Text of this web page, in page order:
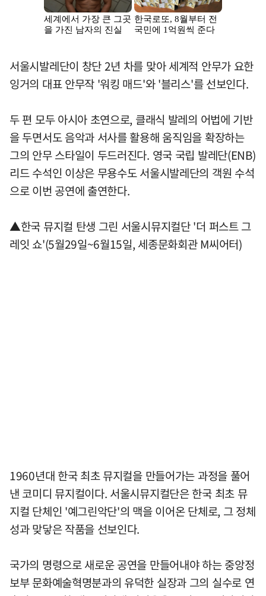
서울시발레단이 창단 2년 차를 맞아 세계적 안무가 요한
잉거의 대표 안무작 '워킹 매드'와 '블리스'를 선보인다.
두 편 모두 아시아 초연으로, 클래식 발레의 어법에 기반
을 두면서도 음악과 서사를 활용해 움직임을 확장하는
그의 안무 스타일이 두드러진다. 영국 국립 발레단(ENB)
리드 수석인 이상은 무용수도 서울시발레단의 객원 수석
으로 이번 공연에 출연한다.
▲한국 뮤지컬 탄생 그린 서울시뮤지컬단 '더 퍼스트 그
레잇 쇼'(5월29일~6월15일, 세종문화회관 M씨어터)
1960년대 한국 최초 뮤지컬을 만들어가는 과정을 풀어
낸 코미디 뮤지컬이다. 서울시뮤지컬단은 한국 최초 뮤
지컬 단체인 '예그린악단'의 맥을 이어온 단체로, 그 정체
성과 맞닿은 작품을 선보인다.
국가의 명령으로 새로운 공연을 만들어내야 하는 중앙정
보부 문화예술혁명분과의 유덕한 실장과 그의 실수로 연